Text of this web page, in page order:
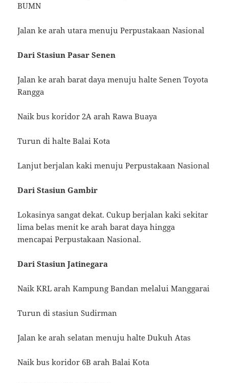
BUMN
Jalan ke arah utara menuju Perpustakaan Nasional
Dari Stasiun Pasar Senen
Jalan ke arah barat daya menuju halte Senen Toyota
Rangga
Naik bus koridor 2A arah Rawa Buaya
Turun di halte Balai Kota
Lanjut berjalan kaki menuju Perpustakaan Nasional
Dari Stasiun Gambir
Lokasinya sangat dekat. Cukup berjalan kaki sekitar
lima belas menit ke arah barat daya hingga
mencapai Perpustakaan Nasional.
Dari Stasiun Jatinegara
Naik KRL arah Kampung Bandan melalui Manggarai
Turun di stasiun Sudirman
Jalan ke arah selatan menuju halte Dukuh Atas
Naik bus koridor 6B arah Balai Kota